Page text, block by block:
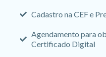
Cadastro na CEF e
Agendamento para
Certificado Digital